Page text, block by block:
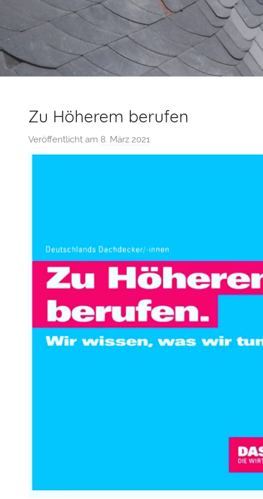
KG
Zu Höherem berufen
Veröffentlicht am 8. März 2021
o
s
t
i
a
n
H